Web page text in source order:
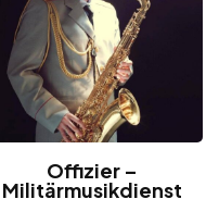
Offizier –
Militärmusikdienst